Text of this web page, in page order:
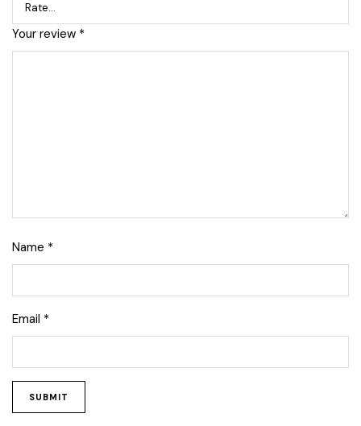
Your review *
Name *
Email *